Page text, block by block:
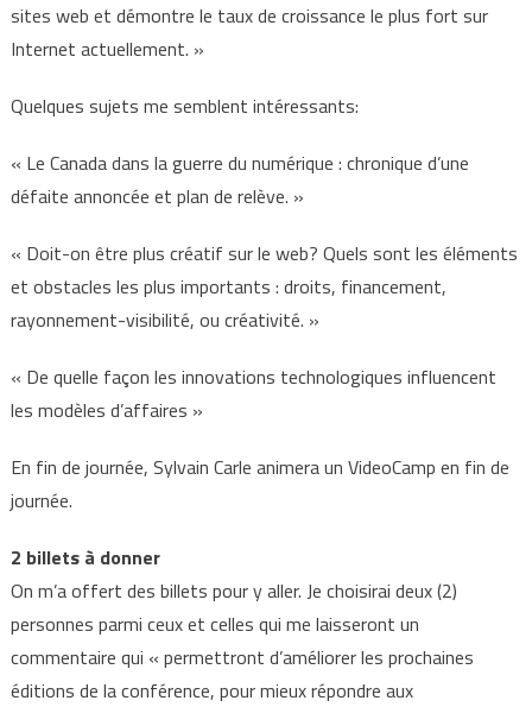
sites web et démontre le taux de croissance le plus fort sur
Internet actuellement. »
Quelques sujets me semblent intéressants:
« Le Canada dans la guerre du numérique : chronique d’une
défaite annoncée et plan de relève. »
« Doit-on être plus créatif sur le web? Quels sont les éléments
et obstacles les plus importants : droits, financement,
rayonnement-visibilité, ou créativité. »
« De quelle façon les innovations technologiques influencent
les modèles d’affaires »
En fin de journée, Sylvain Carle animera un VideoCamp en fin de
journée.
2 billets à donner
On m’a offert des billets pour y aller. Je choisirai deux (2)
personnes parmi ceux et celles qui me laisseront un
commentaire qui « permettront d’améliorer les prochaines
éditions de la conférence, pour mieux répondre aux